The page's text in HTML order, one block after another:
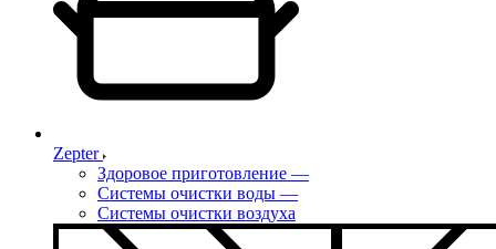
Zepter
Здоровое приготовление —
Системы очистки воды —
Системы очистки воздуха